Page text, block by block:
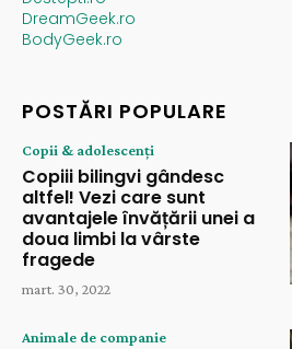
DreamGeek.ro
BodyGeek.ro
POSTĂRI POPULARE
Copii & adolescenți
Copiii bilingvi gândesc
altfel! Vezi care sunt
avantajele învățării unei a
doua limbi la vârste
fragede
mart. 30, 2022
Animale de companie